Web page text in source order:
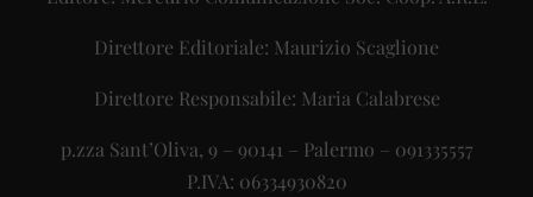
Direttore Editoriale: Maurizio Scaglione
Direttore Responsabile: Maria Calabrese
p.zza Sant’Oliva, 9 – 90141 – Palermo – 091335557
P.IVA: 06334930820